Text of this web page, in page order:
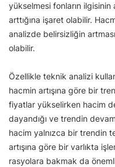
yükselmesi fonların
arttığına işaret olabilir.
analizde belirsizliğin
olabilir.
Özellikle teknik analizi
hacmin artışına göre bir
fiyatlar yükselirken hacim
dayandığı ve trendin
hacim yalnızca bir trendin
artışına göre bir varlıkta
rasyolara bakmak da